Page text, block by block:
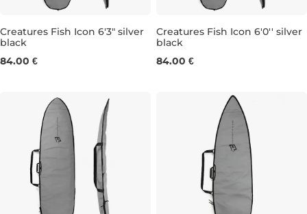
6'3"
Creatures Fish Icon 6'3" silver
black
84.00 € 6'0''
Creatures Fish Icon 6'0'' silver
black
84.00 €